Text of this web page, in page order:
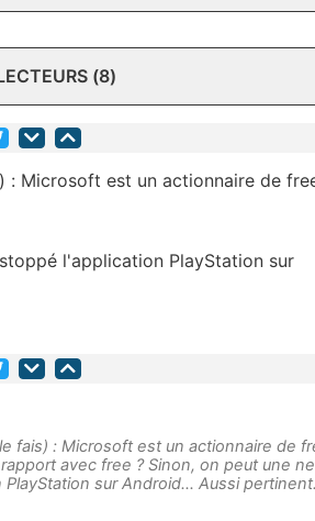
(8)
Microsoft est un actionnaire de
l'application PlayStation sur
fais) : Microsoft est un actionnaire de
avec free ? Sinon, on peut une
sur Android... Aussi pertinent.